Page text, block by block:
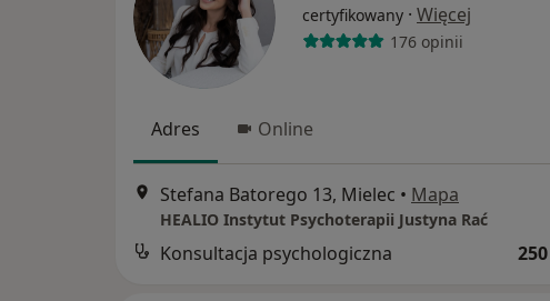
certyfikowany · Więcej
176 opinii
Adres Online
Stefana Batorego 13, Mielec • Mapa
HEALIO Instytut Psychoterapii Justyna Rać
Konsultacja psychologiczna 250